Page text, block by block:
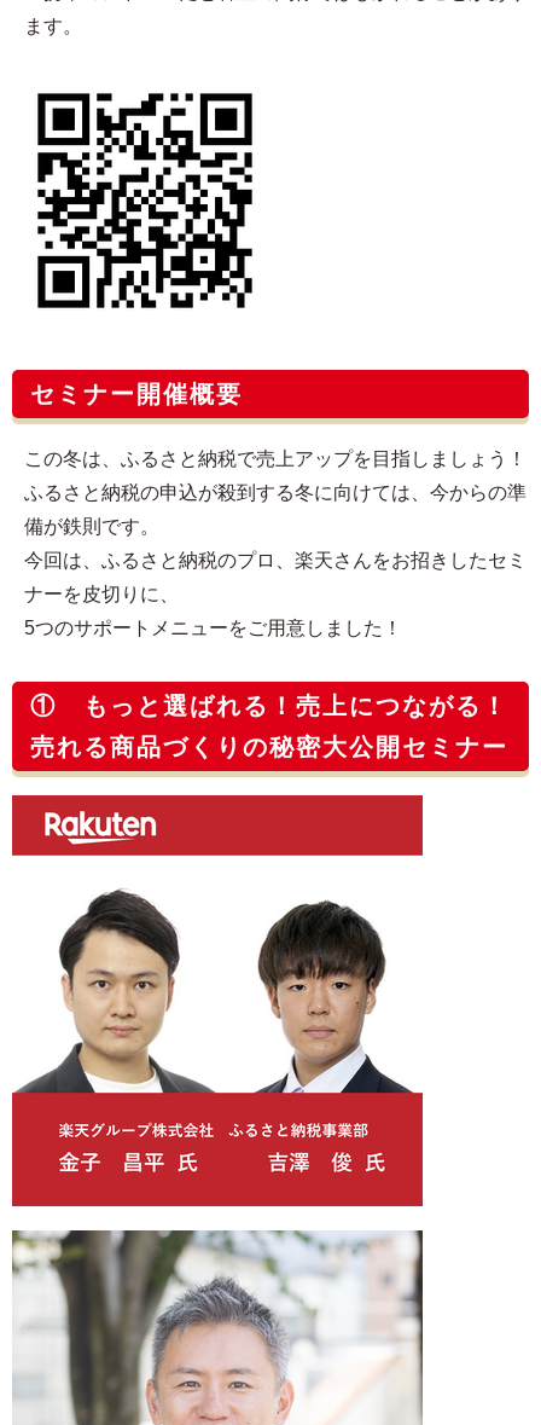
ます。
セミナー開催概要
この冬は、ふるさと納税で売上アップを目指しましょう！
ふるさと納税の申込が殺到する冬に向けては、今からの準
備が鉄則です。
今回は、ふるさと納税のプロ、楽天さんをお招きしたセミ
ナーを皮切りに、
5つのサポートメニューをご用意しました！
① もっと選ばれる！売上につながる！
売れる商品づくりの秘密大公開セミナー